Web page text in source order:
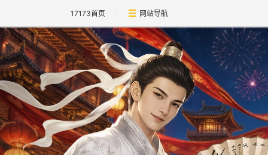
17173首页 网站导航